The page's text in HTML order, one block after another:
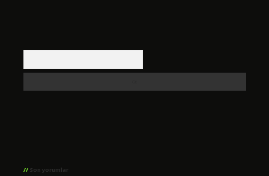
Son yorumlar